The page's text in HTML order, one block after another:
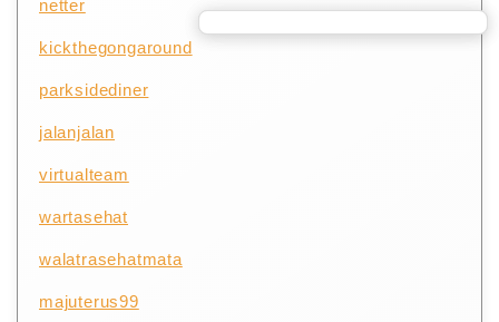
netter
kickthegongaround
parksidediner
jalanjalan
virtualteam
wartasehat
walatrasehatmata
majuterus99